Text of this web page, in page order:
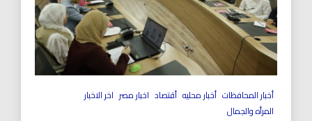
أخبار المحافظات أخبار محليه أقتصاد اخبار مصر اخر الاخبار
المرأه والجمال